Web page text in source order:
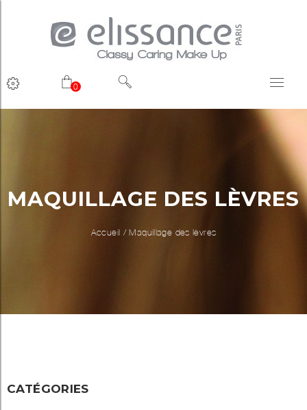
0
MAQUILLAGE DES LÈVRES
Accueil /Maquillage des lèvres
CATÉGORIES